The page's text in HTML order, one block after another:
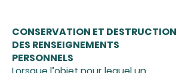
CONSERVATION ET DESTRUCTION
DES RENSEIGNEMENTS
PERSONNELS